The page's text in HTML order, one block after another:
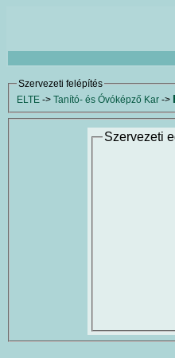
Szervezeti felépítés
ELTE -> Tanító- és Óvóképző Kar ->
Szervezeti